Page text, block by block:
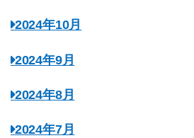
2024年10月
2024年9月
2024年8月
2024年7月